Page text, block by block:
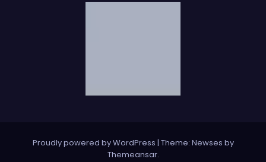
Proudly powered by WordPress | Theme: Newses by
Themeansar.